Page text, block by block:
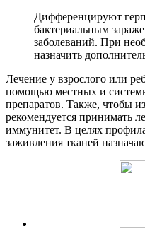
Дифференцируют
бактериальным
заболеваний. При
назначить
Лечение у взрослого или
помощью местных и
препаратов. Также, чтобы
рекомендуется принимать
иммунитет. В целях
заживления тканей